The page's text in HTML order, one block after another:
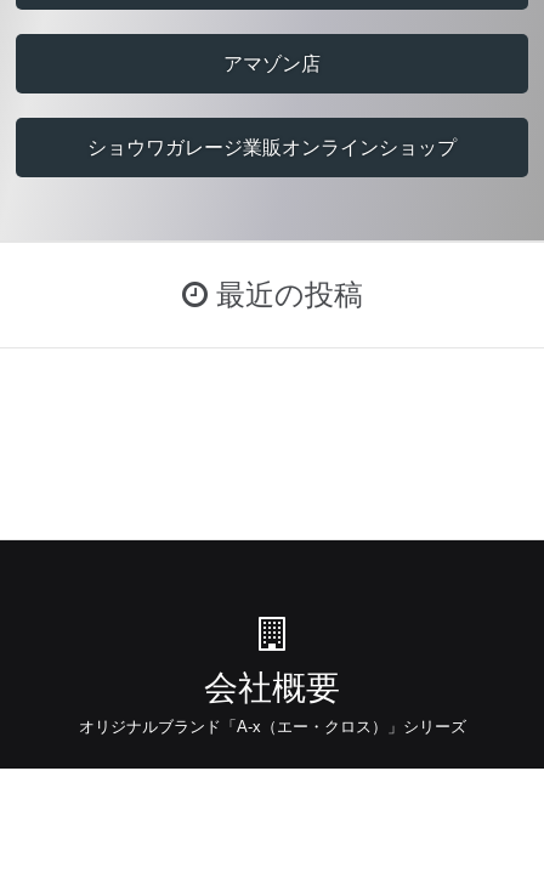
アマゾン店
ショウワガレージ業販オンラインショップ
最近の投稿
会社概要
オリジナルブランド「A-x（エー・クロス）」シリーズ